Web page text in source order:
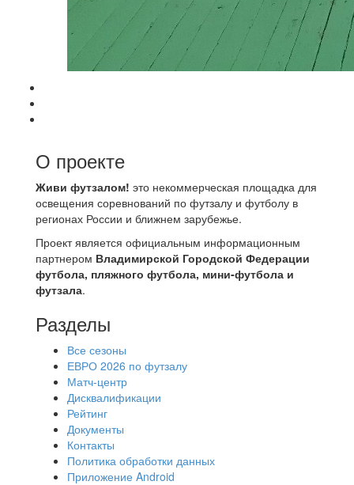
О проекте
Живи футзалом! это некоммерческая площадка для
освещения соревнований по футзалу и футболу в
регионах России и ближнем зарубежье.
Проект является официальным информационным
партнером Владимирской Городской Федерации
футбола, пляжного футбола, мини-футбола и
футзала.
Разделы
Все сезоны
ЕВРО 2026 по футзалу
Матч-центр
Дисквалификации
Рейтинг
Документы
Контакты
Политика обработки данных
Приложение Android